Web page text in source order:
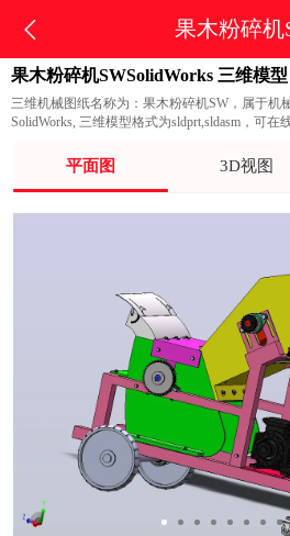
果木粉碎机
果木粉碎机SWSolidWorks 三维模型
三维机械图纸名称为：果木粉碎机SW，属于机
SolidWorks, 三维模型格式为sldprt,sldasm，可
平面图 3D视图